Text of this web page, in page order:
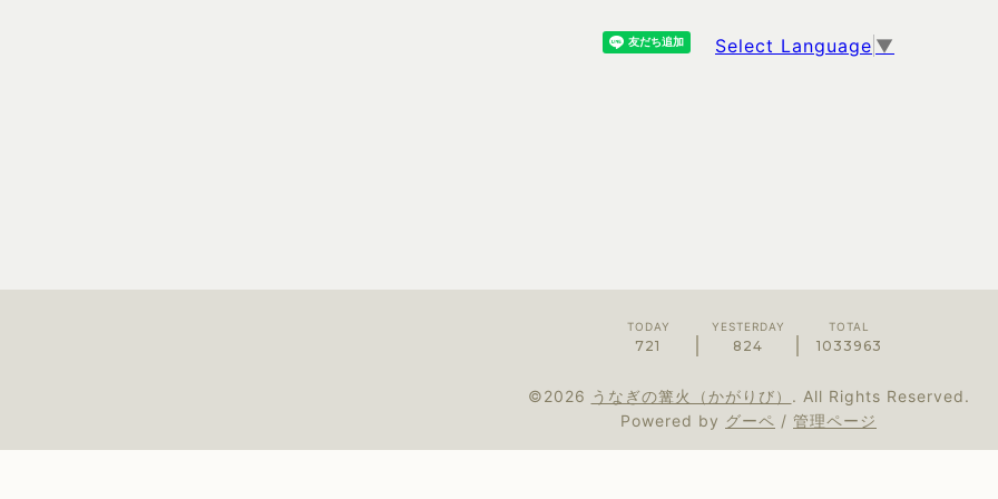
Select Language ▼
TODAY
721
YESTERDAY
824
TOTAL
1033963
©2026 うなぎの篝火（かがりび） . All Rights Reserved.
Powered by グーペ / 管理ページ